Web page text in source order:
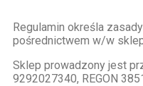
Regulamin określa
pośrednictwem w/w
Sklep prowadzony jest
9292027340, REGON